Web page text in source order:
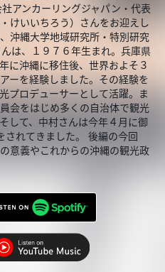
アンカーリングジャパン・代表
けいいちろう）さんをお迎えし
沖縄大学地域研究所・特別研究
は、１９７６年生まれ。兵庫県
に沖縄に移住後、世界およそ３
ーを経験しました。その経験を
プロデューサーとして活躍。ま
会をはじめ多くの自治体で観光
して、中村さんは今年４月に御
されてきました。 後編の今回
意義やこれからの沖縄の観光政